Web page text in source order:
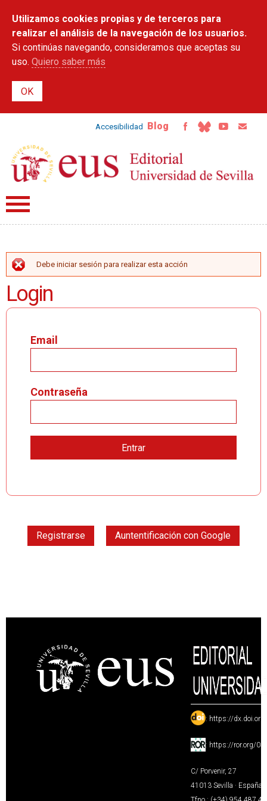
contenido
principal
Utilizamos cookies propias y de terceros para
realizar el análisis de la navegación de los usuarios.
Si continúas navegando, consideramos que aceptas su
uso. Quiero saber más
Accesibilidad Blog
MENSAJE DE ERROR
Debe iniciar sesión para realizar esta acción
Login
Email
Contraseña
Registrarse Auntentificación con Google
: https://
: https://ror.org/
C/ Porvenir, 27
41013 Sevilla · España